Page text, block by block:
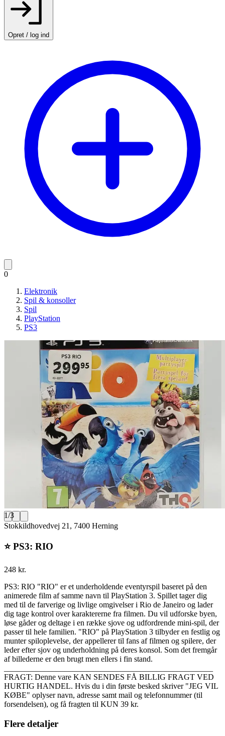
Opret / log ind
0
Elektronik
Spil & konsoller
Spil
PlayStation
PS3
1/3
Stokkildhovedvej 21, 7400 Herning
⭐️ PS3: RIO
248 kr.
PS3: RIO "RIO" er et underholdende eventyrspil baseret på den
animerede film af samme navn til PlayStation 3. Spillet tager dig
med til de farverige og livlige omgivelser i Rio de Janeiro og lader
dig tage kontrol over karaktererne fra filmen. Du vil udforske byen,
løse gåder og deltage i en række sjove og udfordrende mini-spil, der
passer til hele familien. "RIO" på PlayStation 3 tilbyder en festlig og
munter spiloplevelse, der appellerer til fans af filmen og spilere, der
leder efter sjov og underholdning på deres konsol. Som det fremgår
af billederne er den brugt men ellers i fin stand.
FRAGT: Denne vare KAN SENDES FÅ BILLIG FRAGT VED
HURTIG HANDEL. Hvis du i din første besked skriver "JEG VIL
KØBE" oplyser navn, adresse samt mail og telefonnummer (til
forsendelsen), og få fragten til KUN 39 kr.
Flere detaljer